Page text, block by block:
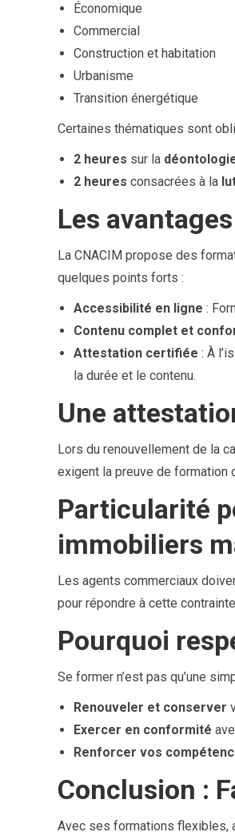
Économique
Commercial
Construction et habitation
Urbanisme
Transition énergétique
Certaines thématiques sont
2 heures sur la
2 heures consacrées à la
Les
La CNACIM propose des
quelques points forts :
Accessibilité en ligne :
Contenu complet et
Attestation certifiée : À
la durée et le contenu.
Une
Lors du renouvellement de la
exigent la preuve de formation
Particularité
immobiliers
Les agents commerciaux
pour répondre à cette
Pourquoi
Se former n’est pas qu’une
Renouveler et conserver
Exercer en conformité
Renforcer vos
Conclusion :
Avec ses formations flexibles,